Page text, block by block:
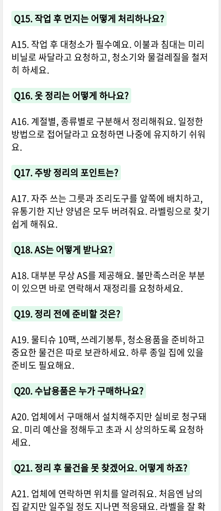
Q15. 작업 후 먼지는 어떻게 처리하나요?
A15. 작업 후 대청소가 필수예요. 이불과 침대는 미리
비닐로 싸달라고 요청하고, 청소기와 물걸레질을 철저
히 하세요.
Q16. 옷 정리는 어떻게 하나요?
A16. 계절별, 종류별로 구분해서 정리해줘요. 일정한
방법으로 접어달라고 요청하면 나중에 유지하기 쉬워
요.
Q17. 주방 정리의 포인트는?
A17. 자주 쓰는 그릇과 조리도구를 앞쪽에 배치하고,
유통기한 지난 양념은 모두 버려줘요. 라벨링으로 찾기
쉽게 해줘요.
Q18. AS는 어떻게 받나요?
A18. 대부분 무상 AS를 제공해요. 불만족스러운 부분
이 있으면 바로 연락해서 재정리를 요청하세요.
Q19. 정리 전에 준비할 것은?
A19. 물티슈 10팩, 쓰레기봉투, 청소용품을 준비하고
중요한 물건은 따로 보관하세요. 하루 종일 집에 있을
준비도 필요해요.
Q20. 수납용품은 누가 구매하나요?
A20. 업체에서 구매해서 설치해주지만 실비로 청구돼
요. 미리 예산을 정해두고 초과 시 상의하도록 요청하
세요.
Q21. 정리 후 물건을 못 찾겠어요. 어떻게 하죠?
A21. 업체에 연락하면 위치를 알려줘요. 처음엔 남의
집 같지만 일주일 정도 지나면 적응돼요. 라벨을 잘 확